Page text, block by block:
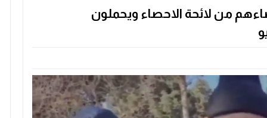
من لائحة الاحصاء ويحملون